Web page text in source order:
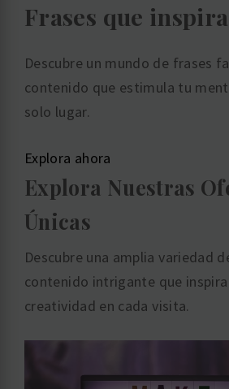
Frases que
Descubre un mundo de frases
contenido que estimula tu
solo lugar.
Explora ahora
Explora Nuestras
Únicas
Descubre una amplia variedad
contenido intrigante que
creatividad en cada visita.